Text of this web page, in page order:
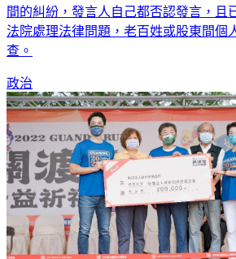
間的糾紛，發言人自己都否認發言，且
法院處理法律問題，老百姓或股東間個
查。
政治